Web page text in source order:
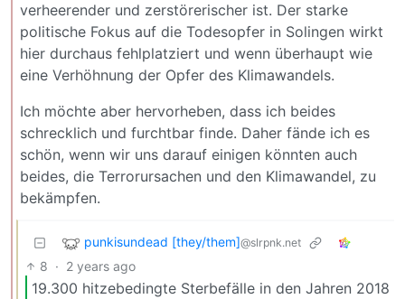
verheerender und zerstörerischer ist. Der starke
politische Fokus auf die Todesopfer in Solingen wirkt
hier durchaus fehlplatziert und wenn überhaupt wie
eine Verhöhnung der Opfer des Klimawandels.
Ich möchte aber hervorheben, dass ich beides
schrecklich und furchtbar finde. Daher fände ich es
schön, wenn wir uns darauf einigen könnten auch
beides, die Terrorursachen und den Klimawandel, zu
bekämpfen.
punkisundead [they/them]@slrpnk.net
8 · 2 years ago
19.300 hitzebedingte Sterbefälle in den Jahren 2018